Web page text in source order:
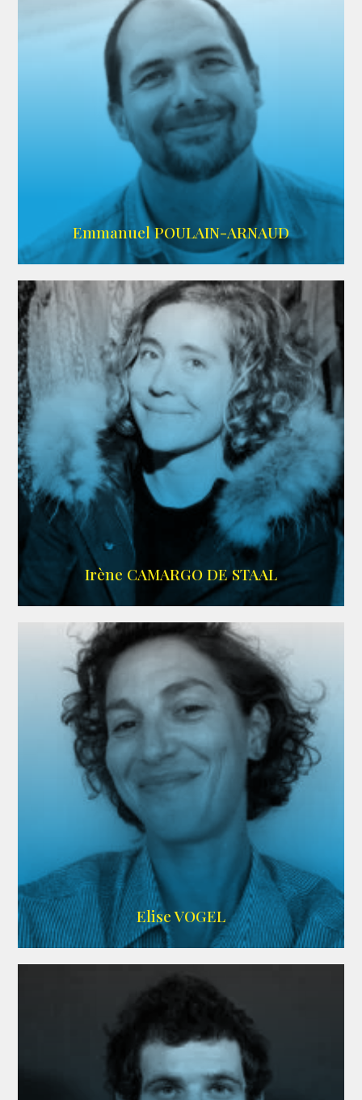
AGENCE SINGULARIST
Emmanuel POULAIN-ARNAUD
ALLOCINE
Irène CAMARGO DE STAAL
AGENCE IF ONLY
Elise VOGEL